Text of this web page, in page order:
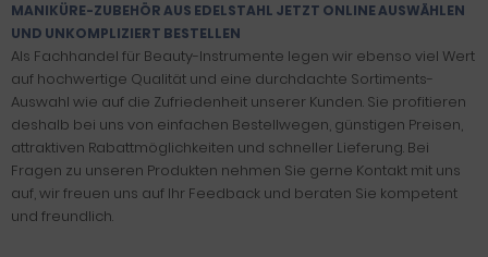
MANIKÜRE-ZUBEHÖR AUS EDELSTAHL JETZT ONLINE AUSWÄHLEN
UND UNKOMPLIZIERT BESTELLEN
Als Fachhandel für Beauty-Instrumente legen wir ebenso viel Wert
auf hochwertige Qualität und eine durchdachte Sortiments-
Auswahl wie auf die Zufriedenheit unserer Kunden. Sie profitieren
deshalb bei uns von einfachen Bestellwegen, günstigen Preisen,
attraktiven Rabattmöglichkeiten und schneller Lieferung. Bei
Fragen zu unseren Produkten nehmen Sie gerne Kontakt mit uns
auf, wir freuen uns auf Ihr Feedback und beraten Sie kompetent
und freundlich.